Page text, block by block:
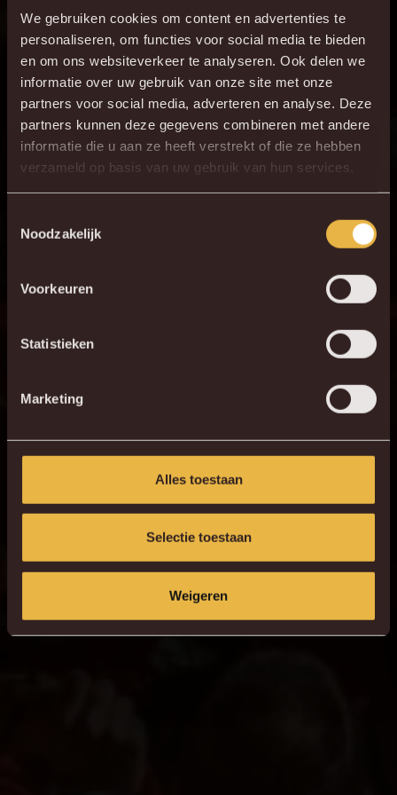
We gebruiken cookies om content en advertenties te
personaliseren, om functies voor social media te bieden
en om ons websiteverkeer te analyseren. Ook delen we
informatie over uw gebruik van onze site met onze
partners voor social media, adverteren en analyse. Deze
partners kunnen deze gegevens combineren met andere
informatie die u aan ze heeft verstrekt of die ze hebben
verzameld op basis van uw gebruik van hun services.
Noodzakelijk
Voorkeuren
Statistieken
Marketing
Alles toestaan
Selectie toestaan
Weigeren
januari.